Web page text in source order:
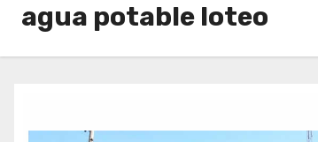
agua potable loteo